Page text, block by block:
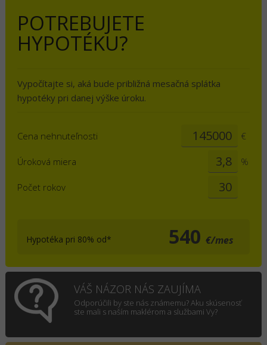
POTREBUJETE
HYPOTÉKU?
Vypočítajte si, aká bude približná mesačná splátka
hypotéky pri danej výške úroku.
Cena nehnuteľnosti €
Úroková miera %
Počet rokov
Hypotéka pri 80% od* 540€/mes
VÁŠ NÁZOR NÁS ZAUJÍMA
Odporúčili by ste nás známemu? Aku skúsenosť
ste mali s naším maklérom a službami Vy?